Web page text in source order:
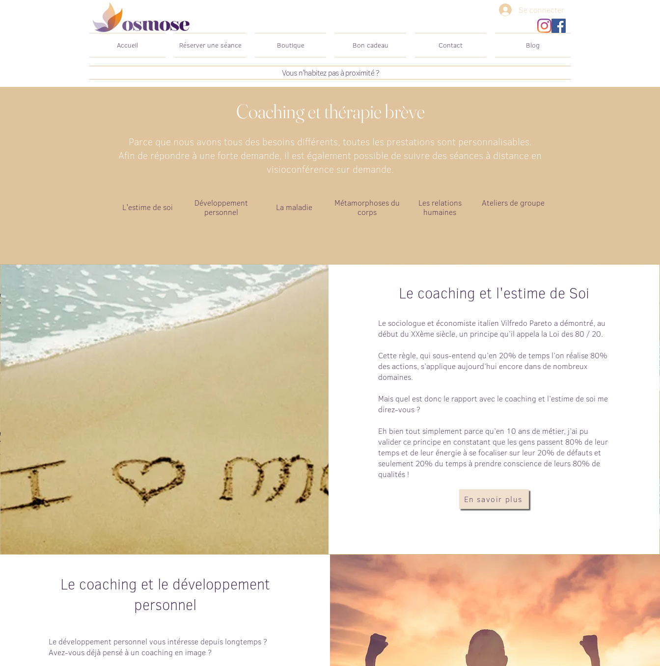
Se connecter
Accueil Réserver une séance Boutique Bon cadeau Contact Blog
Vous n'habitez pas à proximité ?
Coaching et thérapie brève
Parce que nous avons tous des besoins différents, toutes les prestations sont personnalisables.
Afin de répondre à une forte demande, il est également possible de suivre des séances à distance en
visioconférence sur demande.
L'estime de soi
Développement
personnel
La maladie
Métamorphoses du
corps
Les relations
humaines
Ateliers de groupe
Le coaching et l'estime de Soi
Le sociologue et économiste italien Vilfredo Pareto a démontré, au
début du XXème siècle, un principe qu’il appela la Loi des 80 / 20.
Cette règle, qui sous-entend qu’en 20% de temps l’on réalise 80%
des actions, s’applique aujourd’hui encore dans de nombreux
domaines.
Mais quel est donc le rapport avec le coaching et l’estime de soi me
direz-vous ?
Eh bien tout simplement parce qu’en 10 ans de métier, j’ai pu
valider ce principe en constatant que les gens passent 80% de leur
temps et de leur énergie à se focaliser sur leur 20% de défauts et
seulement 20% du temps à prendre conscience de leurs 80% de
qualités !
En savoir plus
Le coaching et le développement
personnel
Le développement personnel vous intéresse depuis longtemps ?
Avez-vous déjà pensé à un coaching en image ?